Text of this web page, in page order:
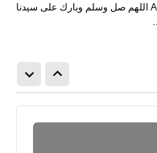
تنزيل Sigma Battle Royale Apk لنظام Android اللهم صل وسلم وبارك على سيدنا